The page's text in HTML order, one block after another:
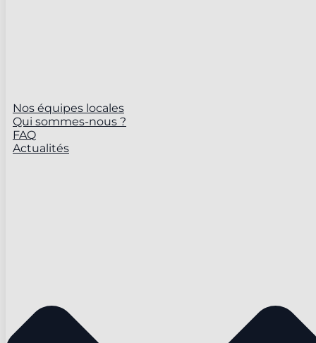
Nos équipes locales
Qui sommes-nous ?
FAQ
Actualités